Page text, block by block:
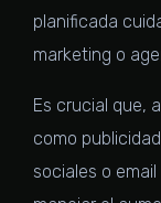
planificada
marketing o
Es crucial que,
como
sociales o